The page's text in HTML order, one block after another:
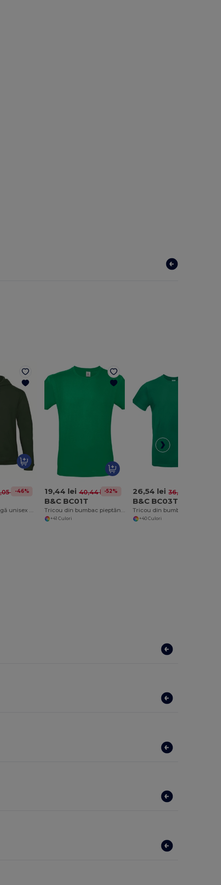
lei-46% 19,44 lei 40,44 lei-52%
B&C BC01T
+41 Culori
26,54 lei 36,70 lei
B&C BC03T
+40 Culori